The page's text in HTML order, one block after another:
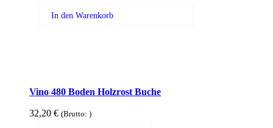
In den Warenkorb
Vino 480 Boden Holzrost Buche
32,20 € (Brutto: )